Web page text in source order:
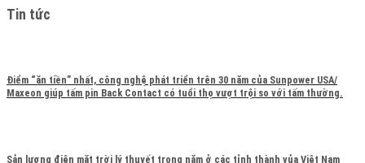
Tin tức
Điểm “ăn tiền” nhất, công nghệ phát triển trên 30 năm của Sunpower USA/
Maxeon giúp tấm pin Back Contact có tuổi thọ vượt trội so với tấm thường.
Sản lượng điện mặt trời lý thuyết trong năm ở các tỉnh thành vủa Việt Nam